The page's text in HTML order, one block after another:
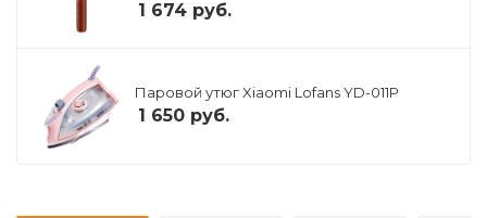
1 674 руб.
Паровой утюг Xiaomi Lofans YD-011P
1 650 руб.